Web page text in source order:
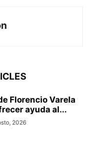
Florencio Varela
ayuda al...
2026